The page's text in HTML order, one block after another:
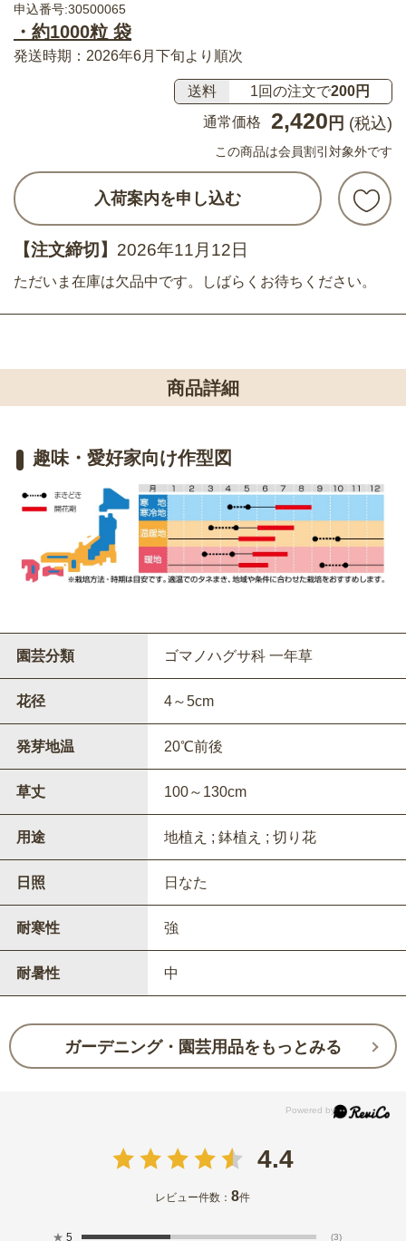
申込番号:30500065
・約1000粒 袋
発送時期：2026年6月下旬より順次
送料 1回の注文で200円
通常価格
2,420 円 (税込)
この商品は会員割引対象外です
入荷案内を申し込む
【注文締切】 2026年11月12日
ただいま在庫は欠品中です。しばらくお待ちください。
商品詳細
趣味・愛好家向け作型図
園芸分類 ゴマノハグサ科 一年草
花径 4～5cm
発芽地温 20℃前後
草丈 100～130cm
用途 地植え ; 鉢植え ; 切り花
日照 日なた
耐寒性 強
耐暑性 中
ガーデニング・園芸用品をもっとみる
4.4
レビュー件数：8件
★ 5 (3)